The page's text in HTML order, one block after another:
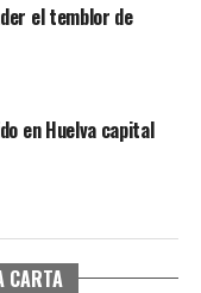
el temblor de
en Huelva capital
CARTA